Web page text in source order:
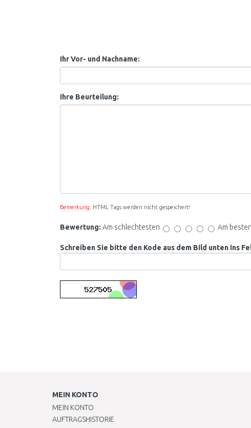
Ihr Vor- und Nachname:
Ihre Beurteilung:
Bemerkung: HTML Tags werden nicht gespeichert!
Bewertung: Am schlechtesten Am besten
Schreiben Sie bitte den Kode aus dem Bild unten ins
MEIN KONTO
MEIN KONTO
AUFTRAGSHISTORIE